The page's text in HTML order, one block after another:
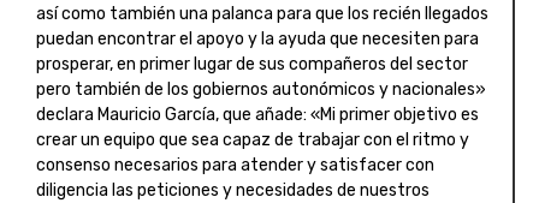
así como también una palanca para que los recién llegados
puedan encontrar el apoyo y la ayuda que necesiten para
prosperar, en primer lugar de sus compañeros del sector
pero también de los gobiernos autonómicos y nacionales»
declara Mauricio García, que añade: «Mi primer objetivo es
crear un equipo que sea capaz de trabajar con el ritmo y
consenso necesarios para atender y satisfacer con
diligencia las peticiones y necesidades de nuestros